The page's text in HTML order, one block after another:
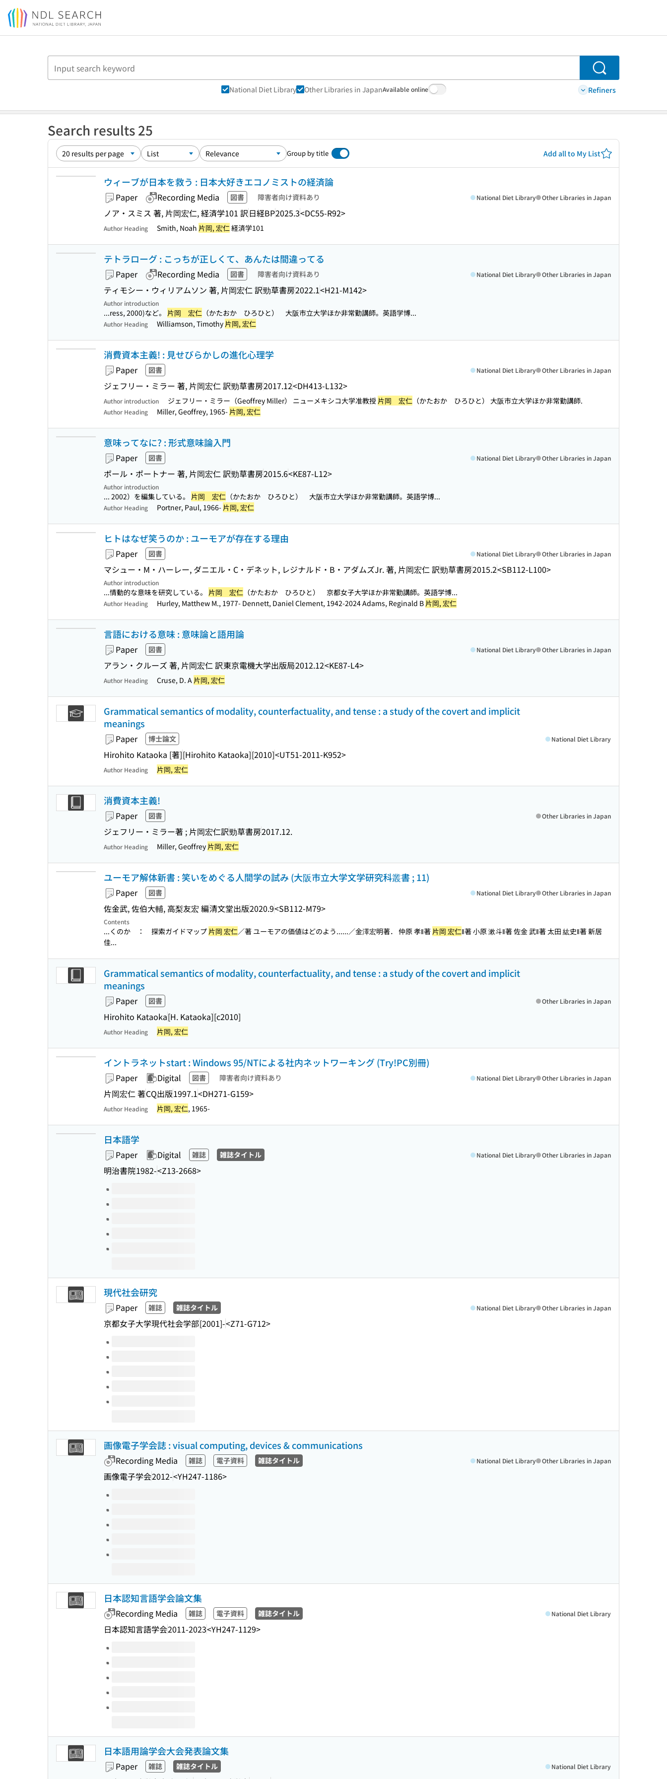
Jump to main content
Search
National Diet Library Other Libraries in JapanAvailable online Refiners
Search results 25
Group by title Add all to My List
ウィーブが日本を救う : 日本大好きエコノミストの経済論
Paper Recording Media 図書 障害者向け資料あり
ノア・スミス 著, 片岡宏仁, 経済学101 訳日経BP2025.3<DC55-R92>
National Diet Library Other Libraries in Japan
Author Heading Smith, Noah 片岡, 宏仁経済学101
テトラローグ : こっちが正しくて、あんたは間違ってる
Paper Recording Media 図書 障害者向け資料あり
ティモシー・ウィリアムソン 著, 片岡宏仁 訳勁草書房2022.1<H21-M142>
National Diet Library Other Libraries in Japan
Author introduction
...ress, 2000)など。 片岡 宏仁 （かたおか ひろひと） 大阪市立大学ほか非常勤講師。英語学博...
Author Heading Williamson, Timothy 片岡, 宏仁
消費資本主義! : 見せびらかしの進化心理学
Paper 図書
ジェフリー・ミラー 著, 片岡宏仁 訳勁草書房2017.12<DH413-L132>
National Diet Library Other Libraries in Japan
Author introduction ジェフリー・ミラー（Geoffrey Miller） ニューメキシコ大学准教授 片岡 宏仁 （かたおか ひろひと） 大阪市立大学ほか非常勤講師.
Author Heading Miller, Geoffrey, 1965- 片岡, 宏仁
意味ってなに? : 形式意味論入門
Paper 図書
ポール・ポートナー 著, 片岡宏仁 訳勁草書房2015.6<KE87-L12>
National Diet Library Other Libraries in Japan
Author introduction
... 2002）を編集している。 片岡 宏仁 （かたおか ひろひと） 大阪市立大学ほか非常勤講師。英語学博...
Author Heading Portner, Paul, 1966- 片岡, 宏仁
ヒトはなぜ笑うのか : ユーモアが存在する理由
Paper 図書
マシュー・M・ハーレー, ダニエル・C・デネット, レジナルド・B・アダムズJr. 著, 片岡宏仁 訳勁草書房2015.2<SB112-L100>
National Diet Library Other Libraries in Japan
Author introduction
...情動的な意味を研究している。 片岡 宏仁 （かたおか ひろひと） 京都女子大学ほか非常勤講師。英語学博...
Author Heading Hurley, Matthew M., 1977- Dennett, Daniel Clement, 1942-2024 Adams, Reginald B 片岡, 宏仁
言語における意味 : 意味論と語用論
Paper 図書
アラン・クルーズ 著, 片岡宏仁 訳東京電機大学出版局2012.12<KE87-L4>
National Diet Library Other Libraries in Japan
Author Heading Cruse, D. A 片岡, 宏仁
Grammatical semantics of modality, counterfactuality, and tense : a study of the covert and implicit
meanings
Paper 博士論文
Hirohito Kataoka [著][Hirohito Kataoka][2010]<UT51-2011-K952>
National Diet Library
Author Heading 片岡, 宏仁
消費資本主義!
Paper 図書
ジェフリー・ミラー著 ; 片岡宏仁訳勁草書房2017.12.
Other Libraries in Japan
Author Heading Miller, Geoffrey 片岡, 宏仁
ユーモア解体新書 : 笑いをめぐる人間学の試み (大阪市立大学文学研究科叢書 ; 11)
Paper 図書
佐金武, 佐伯大輔, 高梨友宏 編清文堂出版2020.9<SB112-M79>
National Diet Library Other Libraries in Japan
Contents
...くのか ： 探索ガイドマップ 片岡 宏仁／著 ユーモアの価値はどのよう......／金澤宏明著． 仲原 孝‖著 片岡 宏仁‖著 小原 漱斗‖著 佐金 武‖著 太田 紘史‖著 新居
佳...
Grammatical semantics of modality, counterfactuality, and tense : a study of the covert and implicit
meanings
Paper 図書
Hirohito Kataoka[H. Kataoka][c2010]
Other Libraries in Japan
Author Heading 片岡, 宏仁
イントラネットstart : Windows 95/NTによる社内ネットワーキング (Try!PC別冊)
Paper Digital 図書 障害者向け資料あり
片岡宏仁 著CQ出版1997.1<DH271-G159>
National Diet Library Other Libraries in Japan
Author Heading 片岡, 宏仁, 1965-
日本語学
Paper Digital 雑誌 雑誌タイトル
明治書院1982-<Z13-2668>
National Diet Library Other Libraries in Japan
Volumes of this title
現代社会研究
Paper 雑誌 雑誌タイトル
京都女子大学現代社会学部[2001]-<Z71-G712>
National Diet Library Other Libraries in Japan
Volumes of this title
画像電子学会誌 : visual computing, devices & communications
Recording Media 雑誌 電子資料 雑誌タイトル
画像電子学会2012-<YH247-1186>
National Diet Library Other Libraries in Japan
Volumes of this title
日本認知言語学会論文集
Recording Media 雑誌 電子資料 雑誌タイトル
日本認知言語学会2011-2023<YH247-1129>
National Diet Library
Volumes of this title
日本語用論学会大会発表論文集
Paper 雑誌 雑誌タイトル National Diet Library